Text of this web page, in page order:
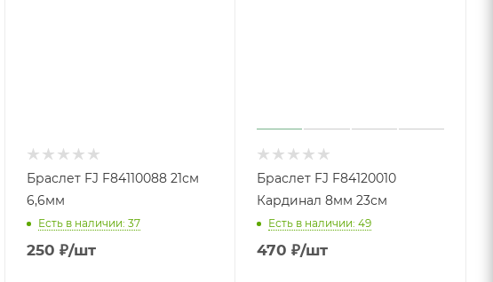
Браслет FJ F84110088 21см
6,6мм
Есть в наличии: 37
250 ₽/шт
Браслет FJ F84120010
Кардинал 8мм 23см
Есть в наличии: 49
470 ₽/шт